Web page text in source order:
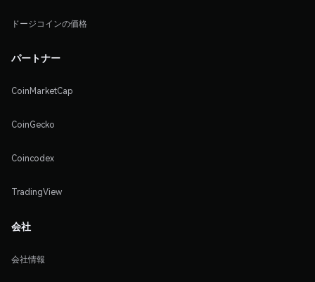
ドージコインの価格
パートナー
CoinMarketCap
CoinGecko
Coincodex
TradingView
会社
会社情報